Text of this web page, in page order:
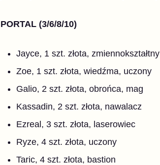
PORTAL (3/6/8/10)
Jayce, 1 szt. złota, zmiennokształtny
Zoe, 1 szt. złota, wiedźma, uczony
Galio, 2 szt. złota, obrońca, mag
Kassadin, 2 szt. złota, nawalacz
Ezreal, 3 szt. złota, laserowiec
Ryze, 4 szt. złota, uczony
Taric, 4 szt. złota, bastion